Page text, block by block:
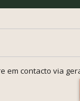
contacto via